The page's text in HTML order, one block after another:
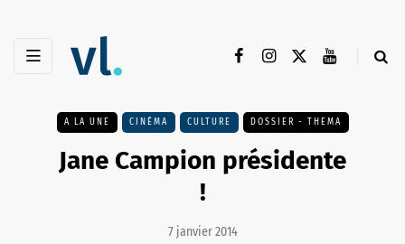
A LA UNE CINÉMA CULTURE DOSSIER - THEMA
Jane Campion présidente
!
7 janvier 2014